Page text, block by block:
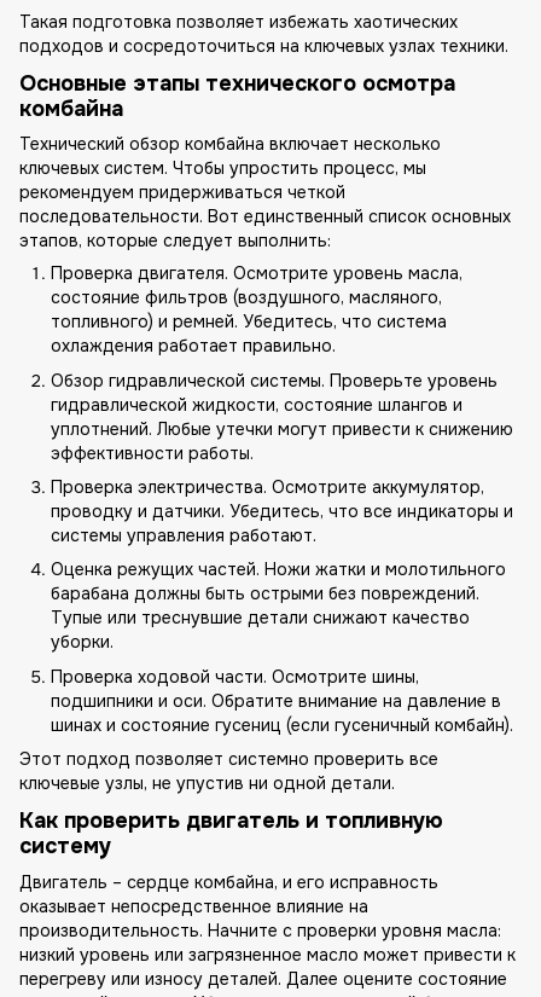
Такая подготовка позволяет избежать хаотических
подходов и сосредоточиться на ключевых узлах техники.
Основные этапы технического осмотра
комбайна
Технический обзор комбайна включает несколько
ключевых систем. Чтобы упростить процесс, мы
рекомендуем придерживаться четкой
последовательности. Вот единственный список основных
этапов, которые следует выполнить:
Проверка двигателя. Осмотрите уровень масла,
состояние фильтров (воздушного, масляного,
топливного) и ремней. Убедитесь, что система
охлаждения работает правильно.
Обзор гидравлической системы. Проверьте уровень
гидравлической жидкости, состояние шлангов и
уплотнений. Любые утечки могут привести к снижению
эффективности работы.
Проверка электричества. Осмотрите аккумулятор,
проводку и датчики. Убедитесь, что все индикаторы и
системы управления работают.
Оценка режущих частей. Ножи жатки и молотильного
барабана должны быть острыми без повреждений.
Тупые или треснувшие детали снижают качество
уборки.
Проверка ходовой части. Осмотрите шины,
подшипники и оси. Обратите внимание на давление в
шинах и состояние гусениц (если гусеничный комбайн).
Этот подход позволяет системно проверить все
ключевые узлы, не упустив ни одной детали.
Как проверить двигатель и топливную
систему
Двигатель – сердце комбайна, и его исправность
оказывает непосредственное влияние на
производительность. Начните с проверки уровня масла:
низкий уровень или загрязненное масло может привести к
перегреву или износу деталей. Далее оцените состояние